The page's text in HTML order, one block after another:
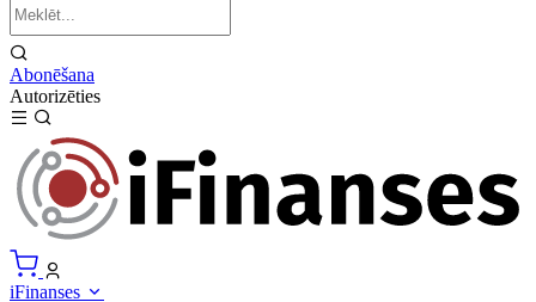
Abonēšana
Autorizēties
iFinanses